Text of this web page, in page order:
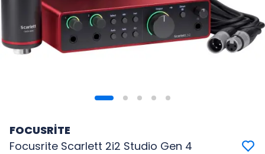
FOCUSRİTE
Focusrite Scarlett 2i2 Studio Gen 4